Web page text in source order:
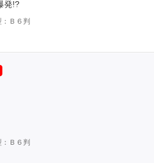
発!?
：Ｂ６判
：Ｂ６判